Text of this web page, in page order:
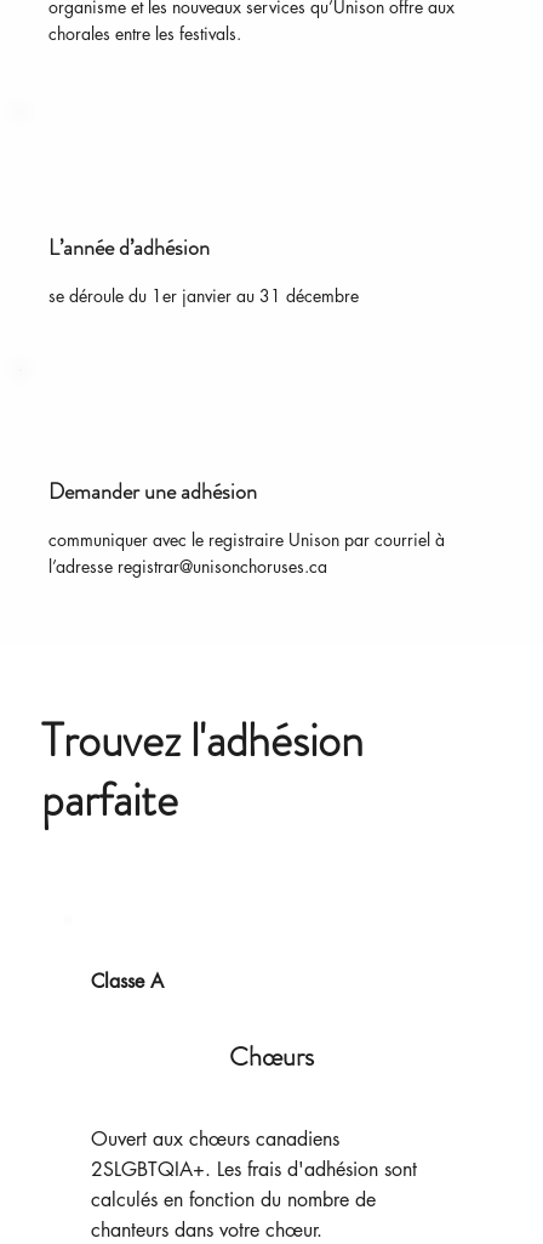
organisme et les nouveaux services qu’Unison offre aux
chorales entre les festivals.
L’année d’adhésion
se déroule du 1er janvier au 31 décembre
Demander une adhésion
communiquer avec le registraire Unison par courriel à
l’adresse registrar@unisonchoruses.ca
Trouvez l'adhésion
parfaite
Classe A
Chœurs
Ouvert aux chœurs canadiens
2SLGBTQIA+. Les frais d'adhésion sont
calculés en fonction du nombre de
chanteurs dans votre chœur.